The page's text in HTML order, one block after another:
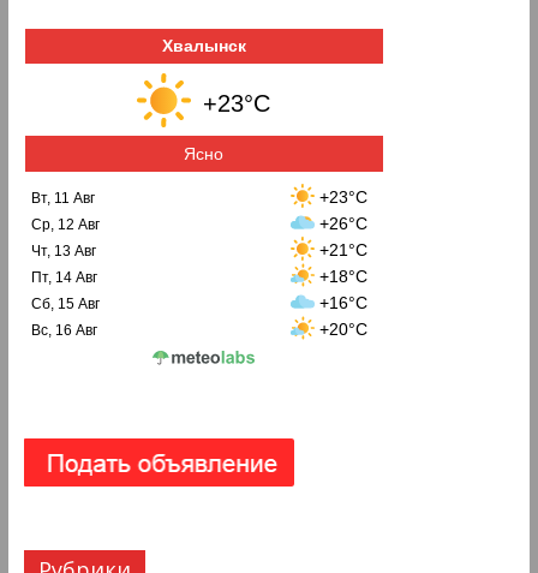
Хвалынск
+23°C
Ясно
Вт, 11 Авг +23°C
Ср, 12 Авг +26°C
Чт, 13 Авг +21°C
Пт, 14 Авг +18°C
Сб, 15 Авг +16°C
Вс, 16 Авг +20°C